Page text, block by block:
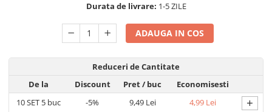
CUTII CU SERTAR SI INSERT PENTRU
CUTII MEDII SI MARI PENTRU 10-40
CUTII MICI CU PANGLICA SI SERTAR
CUTII MICI PENTRU 2-10
MACARONS
Durata de livrare: 1-5 ZILE
ADAUGA IN COS
Reduceri de Cantitate
De la
Discount Pret/ buc
Economisesti
10SET 5 buc -5% 9,49 Lei 4,99 Lei +